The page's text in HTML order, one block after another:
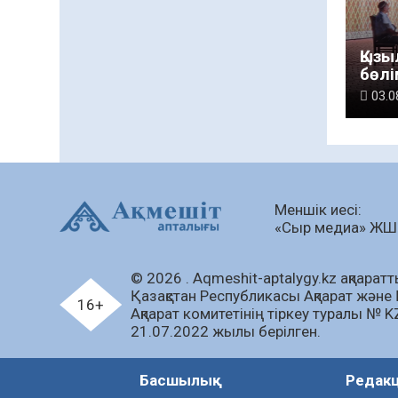
Меншік иесі:
«Сыр медиа»
16+
© 2026 . Аqmeshit-aptalygy.kz ақпараттық
Қазақстан Республикасы Ақпарат
Ақпарат комитетінің тіркеу туралы №
21.07.2022 жылы берілген.
Басшылық